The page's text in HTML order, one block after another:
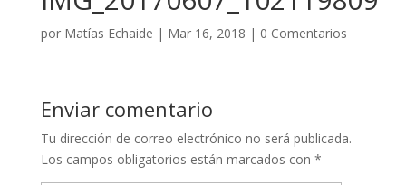
por Matías Echaide | Mar 16, 2018 | 0 Comentarios
Enviar comentario
Tu dirección de correo electrónico no será publicada.
Los campos obligatorios están marcados con *